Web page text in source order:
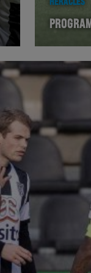
HERACLES